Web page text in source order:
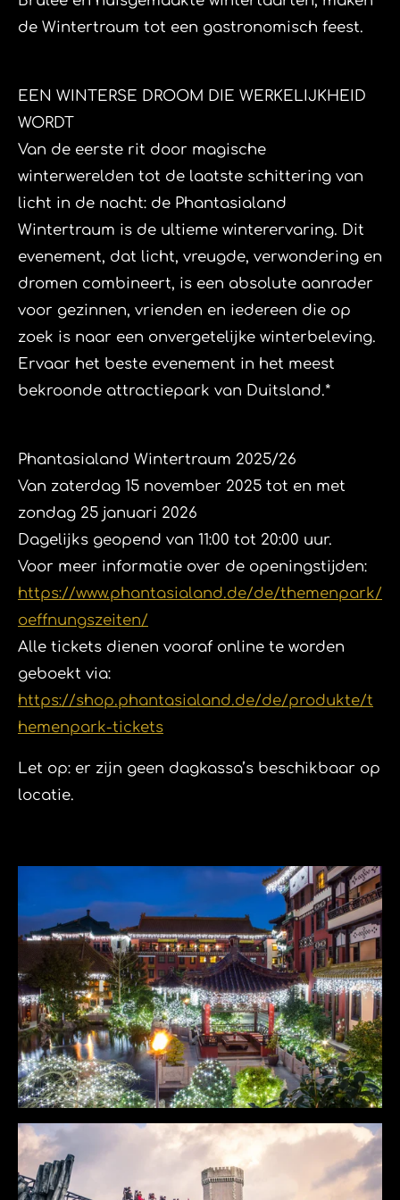
de Wintertraum tot een gastronomisch feest.
​EEN WINTERSE DROOM DIE WERKELIJKHEID
WORDT
​Van de eerste rit door magische
winterwerelden tot de laatste schittering van
licht in de nacht: de Phantasialand
Wintertraum is de ultieme winterervaring. Dit
evenement, dat licht, vreugde, verwondering en
dromen combineert, is een absolute aanrader
voor gezinnen, vrienden en iedereen die op
zoek is naar een onvergetelijke winterbeleving.
Ervaar het beste evenement in het meest
bekroonde attractiepark van Duitsland.*
Phantasialand Wintertraum 2025/26
Van zaterdag 15 november 2025 tot en met
zondag 25 januari 2026
Dagelijks geopend van 11:00 tot 20:00 uur.
Voor meer informatie over de openingstijden:
https://www.phantasialand.de/de/themenpark/
oeffnungszeiten/
Alle tickets dienen vooraf online te worden
geboekt via:
https://shop.phantasialand.de/de/produkte/t
hemenpark-tickets
Let op: er zijn geen dagkassa’s beschikbaar op
locatie.